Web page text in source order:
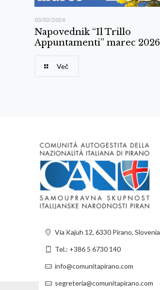
03/02/2026
Napovednik “Il Trillo
Appuntamenti” marec 2026
Več
Via Kajuh 12, 6330 Pirano, Slovenia
Tel.: +386 5 6730 140
info@comunitapirano.com
segreteria@comunitapirano.com